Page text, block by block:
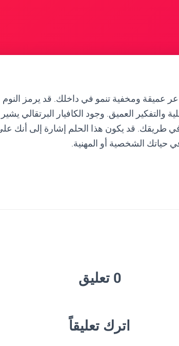
عميقة ومخفية تنمو في داخلك. قد يرمز
والتفكير العميق. وجود الكافيار البرتقالي
في طريقك. قد يكون هذا الحلم إشارة إلى
حياتك الشخصية أو المهنية.
0 تعليق
اترك تعليقاً